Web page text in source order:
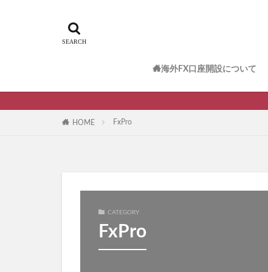
海外FX口座開設について
HOME FxPro
CATEGORY
FxPro